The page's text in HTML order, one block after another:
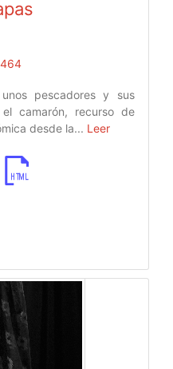
pescadores y sus
camarón, recurso de
desde la... Leer